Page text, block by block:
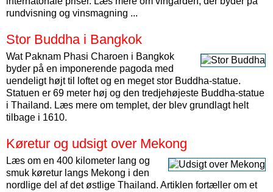
rundvisning og vinsmagning ...
Stor Buddha i Bangkok
Wat Paknam Phasi Charoen i Bangkok
byder på en imponerende pagoda med
uendeligt højt til loftet og en meget stor Buddha-statue.
Statuen er 69 meter høj og den tredjehøjeste Buddha-statue
i Thailand. Læs mere om templet, der blev grundlagt helt
tilbage i 1610.
Køretur og udsigt over Mekong
Læs om en 400 kilometer lang og
smuk køretur langs Mekong i den
nordlige del af det østlige Thailand. Artiklen fortæller om et